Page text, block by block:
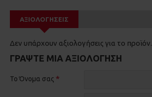
ΑΞΙΟΛΟΓΉΣΕΙΣ
Δεν υπάρχουν αξιολογήσεις για το προϊόν.
ΓΡΆΨΤΕ ΜΙΑ ΑΞΙΟΛΌΓΗΣΗ
Το Όνομα σας